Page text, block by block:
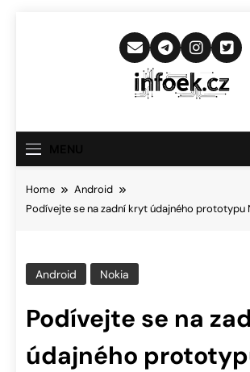
Home
Android
Podívejte se na zadní kryt údajného prototypu
Android Nokia
Podívejte se na
údajného